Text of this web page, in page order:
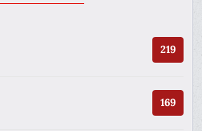
219
169